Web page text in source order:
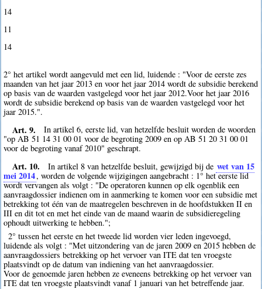
14
11
14
2° het artikel wordt aangevuld met een lid, luidende : "Voor de eerste zes
maanden van het jaar 2013 en voor het jaar 2014 wordt de subsidie berekend
op basis van de waarden vastgelegd voor het jaar 2012.Voor het jaar 2016
wordt de subsidie berekend op basis van de waarden vastgelegd voor het
jaar 2015.".
Art. 9.
In artikel 6, eerste lid, van hetzelfde besluit worden de woorden
"op AB 51 14 31 00 01 voor de begroting 2009 en op AB 51 20 31 00 01
voor de begroting vanaf 2010" geschrapt.
Art. 10. In artikel 8 van hetzelfde besluit, gewijzigd bij de wet van 15
mei 2014, worden de volgende wijzigingen aangebracht : 1° het eerste lid
wordt vervangen als volgt : "De operatoren kunnen op elk ogenblik een
aanvraagdossier indienen om in aanmerking te komen voor een subsidie met
betrekking tot één van de maatregelen beschreven in de hoofdstukken II en
III en dit tot en met het einde van de maand waarin de subsidieregeling
ophoudt uitwerking te hebben.";
2° tussen het eerste en het tweede lid worden vier leden ingevoegd,
luidende als volgt : "Met uitzondering van de jaren 2009 en 2015 hebben de
aanvraagdossiers betrekking op het vervoer van ITE dat ten vroegste
plaatsvindt op de datum van indiening van het aanvraagdossier.
Voor de genoemde jaren hebben ze eveneens betrekking op het vervoer van
ITE dat ten vroegste plaatsvindt vanaf 1 januari van het betreffende jaar.